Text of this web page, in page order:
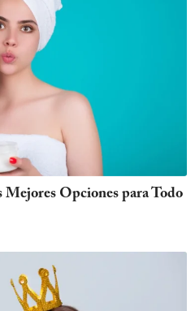
Mejores Opciones para Todo